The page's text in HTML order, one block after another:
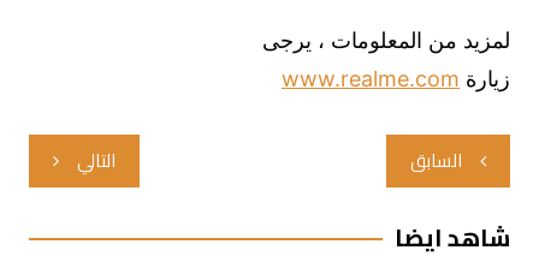
لمزيد من المعلومات ، يرجى
زيارة www.realme.com
تصفّح
المقالات
السابق التالي
شاهد ايضا